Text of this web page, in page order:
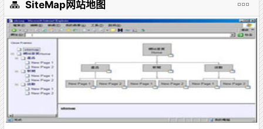
SiteMap网站地图